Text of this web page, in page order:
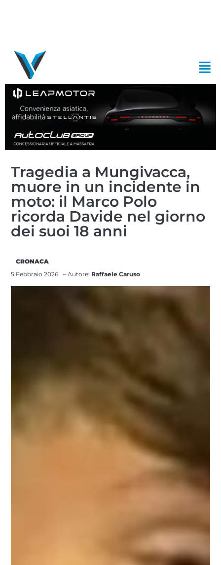
Tragedia a Mungivacca,
muore in un incidente in
moto: il Marco Polo
ricorda Davide nel giorno
dei suoi 18 anni
CRONACA
5 Febbraio 2026
– Autore: Raffaele Caruso